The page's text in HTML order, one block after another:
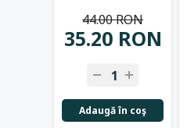
stralucire...
35.20 RON
44.00 RON
Adaugă în coş